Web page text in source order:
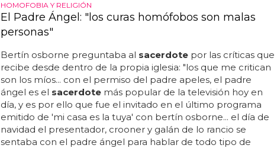
HOMOFOBIA Y RELIGIÓN
El Padre Ángel: "los curas homófobos son malas
personas"
Bertín osborne preguntaba al sacerdotepor las críticas que
recibe desde dentro de la propia iglesia: "los que me critican
son los míos... con el permiso del padre apeles, el padre
ángel es el sacerdotemás popular de la televisión hoy en
día, y es por ello que fue el invitado en el último programa
emitido de 'mi casa es la tuya' con bertín osborne... el día de
navidad el presentador, crooner y galán de lo rancio se
sentaba con el padre ángel para hablar de todo tipo de